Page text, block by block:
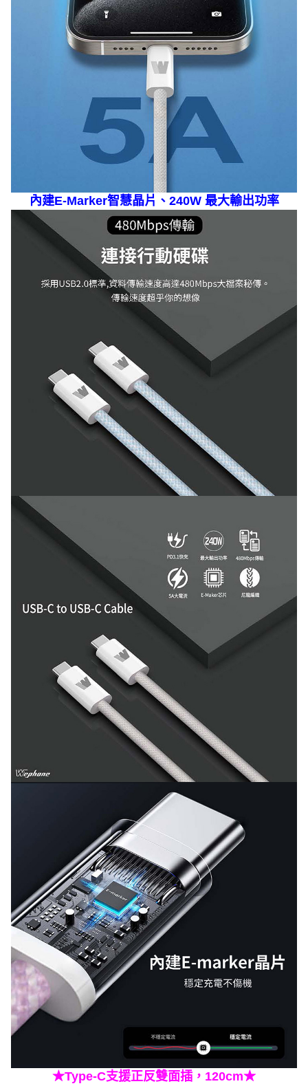
內建E-Marker智慧晶片、240W 最大輸出功率
★Type-C支援正反雙面插，120cm★